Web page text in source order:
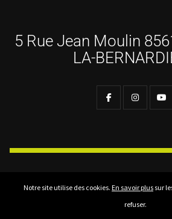
5 Rue Jean Moulin
LA-
Maingot Club Photo © 2025 - 2026 |
Notre site utilise des cookies. En savoir plussur
refuser.